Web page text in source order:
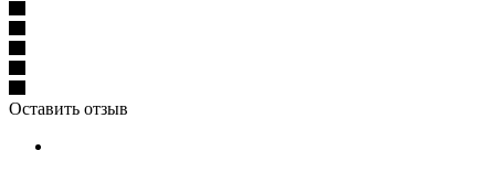
Оставить отзыв